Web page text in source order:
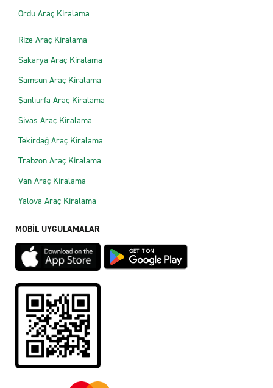
Ordu Araç Kiralama
Rize Araç Kiralama
Sakarya Araç Kiralama
Samsun Araç Kiralama
Şanlıurfa Araç Kiralama
Sivas Araç Kiralama
Tekirdağ Araç Kiralama
Trabzon Araç Kiralama
Van Araç Kiralama
Yalova Araç Kiralama
MOBİL UYGULAMALAR